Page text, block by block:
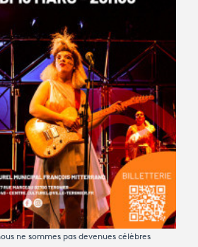
ne sommes pas devenues célèbres